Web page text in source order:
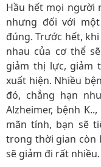
Hầu hết mọi người
nhưng đối với
đúng. Trước hết,
nhau của cơ thể
giảm thị lực, giảm
xuất hiện. Nhiều
đó, chẳng hạn
Alzheimer, bệnh
mãn tính, bạn sẽ
trong thời gian còn
sẽ giảm đi rất nhiều.